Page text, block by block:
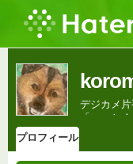
デジカメ
「いっと
プロフィール